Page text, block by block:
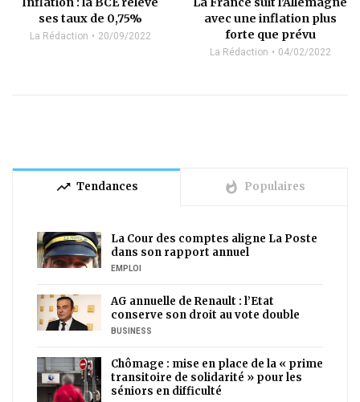
ses taux de 0,75%
La Rédaction 20/09/2022
avec une inflation plus
forte que prévu
La Rédaction 04/02/2022
trending_up Tendances whatshot Populaires
La Cour des comptes aligne La Poste
dans son rapport annuel
EMPLOI
AG annuelle de Renault : l’Etat
conserve son droit au vote double
BUSINESS
Chômage : mise en place de la « prime
transitoire de solidarité » pour les
séniors en difficulté